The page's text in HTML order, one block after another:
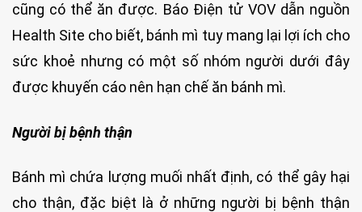
cũng có thể ăn được. Báo Điện tử VOV dẫn nguồn
Health Site cho biết, bánh mì tuy mang lại lợi ích cho
sức khoẻ nhưng có một số nhóm người dưới đây
được khuyến cáo nên hạn chế ăn bánh mì.
Người bị bệnh thận
Bánh mì chứa lượng muối nhất định, có thể gây hại
cho thận, đặc biệt là ở những người bị bệnh thận